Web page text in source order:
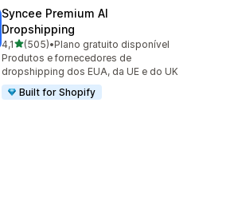
Syncee Premium AI
Dropshipping
4,1de 5 estrelas
(505)
505 avaliações ao todo
•Plano gratuito disponível
Produtos e fornecedores de
dropshipping dos EUA, da UE e do UK
Built for Shopify